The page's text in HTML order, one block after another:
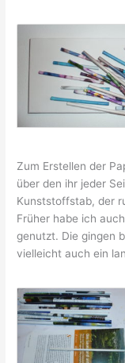
Zum Erstellen der
über den ihr jeder
Kunststoffstab, der
Früher habe ich
genutzt. Die gingen
vielleicht auch ein